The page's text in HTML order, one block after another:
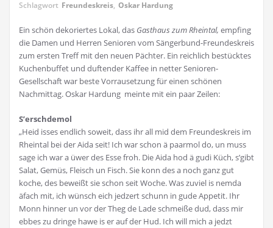
Schlagwort Freundeskreis, Oskar Hardung
Ein schön dekoriertes Lokal, das Gasthaus zum Rheintal, empfing
die Damen und Herren Senioren vom Sängerbund-Freundeskreis
zum ersten Treff mit den neuen Pächter. Ein reichlich bestücktes
Kuchenbuffet und duftender Kaffee in netter Senioren-
Gesellschaft war beste Vorrausetzung für einen schönen
Nachmittag. Oskar Hardung meinte mit ein paar Zeilen:
S’erschdemol
„Heid isses endlich soweit, dass ihr all mid dem Freundeskreis im
Rheintal bei der Aida seit! Ich war schon ä paarmol do, un muss
sage ich war a üwer des Esse froh. Die Aida hod ä gudi Küch, s’gibt
Salat, Gemüs, Fleisch un Fisch. Sie konn des a noch ganz gut
koche, des beweißt sie schon seit Woche. Was zuviel is nemda
äfach mit, ich wünsch eich jedzert schunn in gude Appetit. Ihr
Monn hinner un vor der Theg de Lade schmeiße dud, dass mir
ebbes zu dringe hawe is er auf der Hud. Ich will mich a jedzt